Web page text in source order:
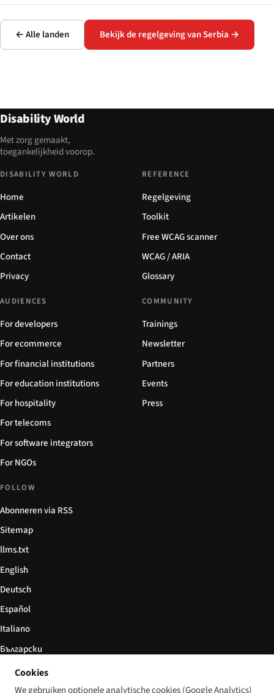
← Alle landen Bekijk de regelgeving van Serbia →
Disability World
Met zorg gemaakt,
toegankelijkheid voorop.
DISABILITY WORLD
Home
Artikelen
Over ons
Contact
Privacy
REFERENCE
Regelgeving
Toolkit
Free WCAG scanner
WCAG / ARIA
Glossary
AUDIENCES
For developers
For ecommerce
For financial institutions
For education institutions
For hospitality
For telecoms
For software integrators
For NGOs
COMMUNITY
Trainings
Newsletter
Partners
Events
Press
FOLLOW
Abonneren via RSS
Sitemap
llms.txt
English
Deutsch
Español
Italiano
Български
简体中文
Cookies
We gebruiken optionele analytische cookies (Google Analytics)